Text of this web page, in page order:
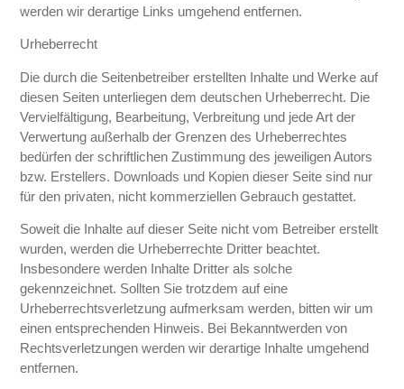
werden wir derartige Links umgehend entfernen.
Urheberrecht
Die durch die Seitenbetreiber erstellten Inhalte und Werke auf
diesen Seiten unterliegen dem deutschen Urheberrecht. Die
Vervielfältigung, Bearbeitung, Verbreitung und jede Art der
Verwertung außerhalb der Grenzen des Urheberrechtes
bedürfen der schriftlichen Zustimmung des jeweiligen Autors
bzw. Erstellers. Downloads und Kopien dieser Seite sind nur
für den privaten, nicht kommerziellen Gebrauch gestattet.
Soweit die Inhalte auf dieser Seite nicht vom Betreiber erstellt
wurden, werden die Urheberrechte Dritter beachtet.
Insbesondere werden Inhalte Dritter als solche
gekennzeichnet. Sollten Sie trotzdem auf eine
Urheberrechtsverletzung aufmerksam werden, bitten wir um
einen entsprechenden Hinweis. Bei Bekanntwerden von
Rechtsverletzungen werden wir derartige Inhalte umgehend
entfernen.